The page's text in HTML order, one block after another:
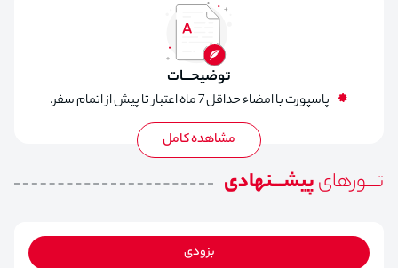
لیدر فارسی زبان
توضیحـــات
پاسپورت با امضاء حداقل 7 ماه اعتبار تا پیش از اتمام سفر.
تـــورهایپیشـــنهادی
بزودی